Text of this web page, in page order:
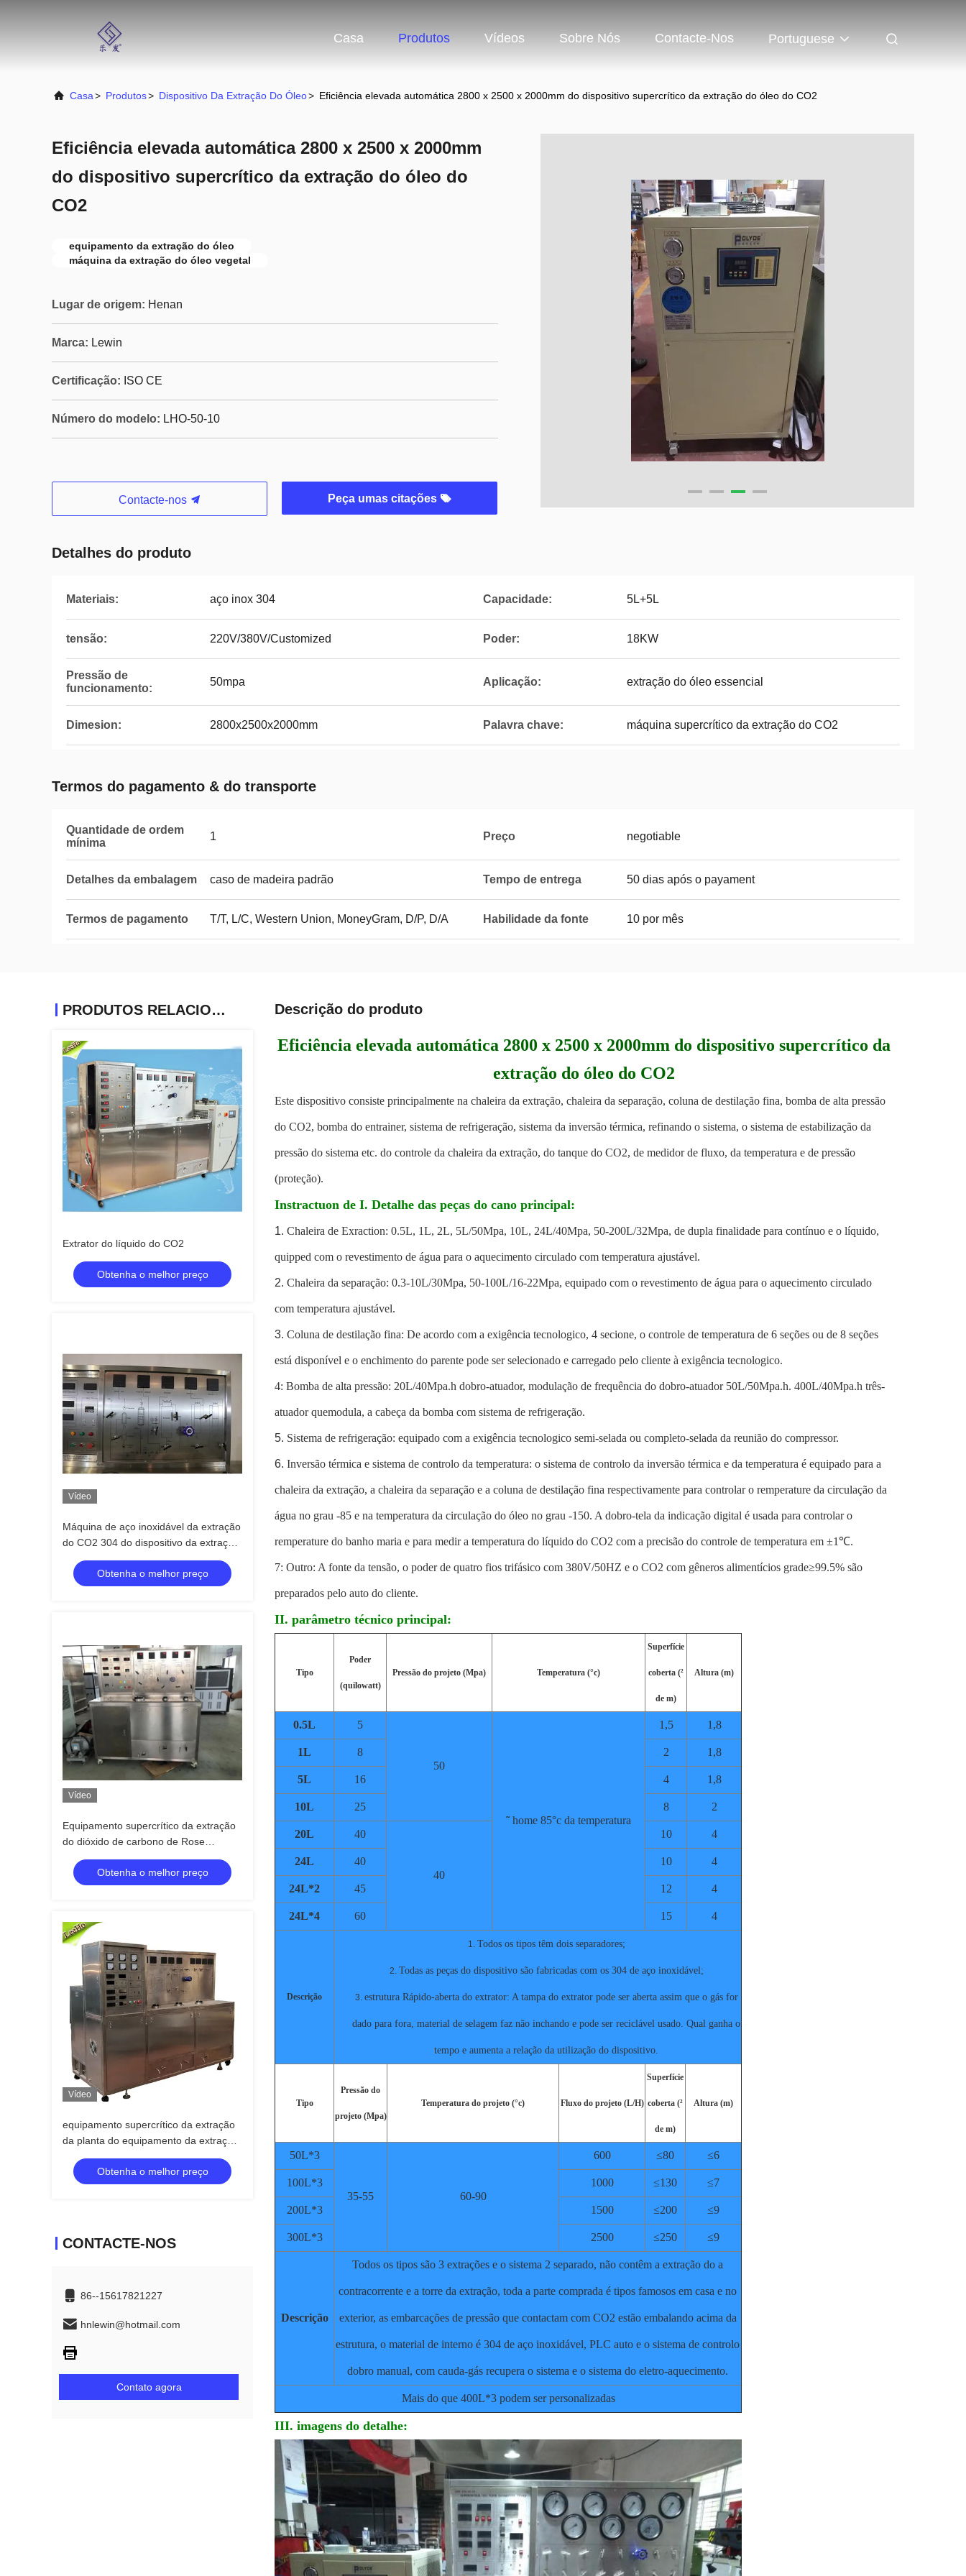
Casa Produtos Vídeos Sobre Nós Contacte-Nos Portuguese
Casa> Produtos> Dispositivo Da Extração Do Óleo> Eficiência elevada automática 2800 x 2500 x 2000mm do dispositivo supercrítico da extração do óleo do CO2
Eficiência elevada automática 2800 x 2500 x 2000mm
do dispositivo supercrítico da extração do óleo do
CO2
equipamento da extração do óleo
máquina da extração do óleo vegetal
Lugar de origem: Henan
Marca: Lewin
Certificação: ISO CE
Número do modelo: LHO-50-10
Contacte-nos Peça umas citações
Detalhes do produto
Materiais: aço inox 304 Capacidade: 5L+5L
tensão: 220V/380V/Customized Poder: 18KW
Pressão de
funcionamento:
50mpa Aplicação: extração do óleo essencial
Dimesion: 2800x2500x2000mm Palavra chave: máquina supercrítico da extração do CO2
Termos do pagamento & do transporte
Quantidade de ordem
mínima
1 Preço negotiable
Detalhes da embalagem caso de madeira padrão Tempo de entrega 50 dias após o payament
Termos de pagamento T/T, L/C, Western Union, MoneyGram, D/P, D/A Habilidade da fonte 10 por mês
PRODUTOS RELACIONADOS
Extrator do líquido do CO2
Obtenha o melhor preço
Vídeo
Máquina de aço inoxidável da extração
do CO2 304 do dispositivo da extração
do óleo de CBD
Obtenha o melhor preço
Vídeo
Equipamento supercrítico da extração
do dióxido de carbono de Rose
Essential Oil Extraction Device
Obtenha o melhor preço
Vídeo
equipamento supercrítico da extração
da planta do equipamento da extração
do CO2 10L
Obtenha o melhor preço
CONTACTE-NOS
86--15617821227
hnlewin@hotmail.com
Contato agora
Descrição do produto
Eficiência elevada automática 2800 x 2500 x 2000mm do dispositivo supercrítico da
extração do óleo do CO2
Este dispositivo consiste principalmente na chaleira da extração, chaleira da separação, coluna de destilação fina, bomba de alta pressão
do CO2, bomba do entrainer, sistema de refrigeração, sistema da inversão térmica, refinando o sistema, o sistema de estabilização da
pressão do sistema etc. do controle da chaleira da extração, do tanque do CO2, de medidor de fluxo, da temperatura e de pressão
(proteção).
Instractuon de I. Detalhe das peças do cano principal:
1. Chaleira de Exraction: 0.5L, 1L, 2L, 5L/50Mpa, 10L, 24L/40Mpa, 50-200L/32Mpa, de dupla finalidade para contínuo e o líquido,
quipped com o revestimento de água para o aquecimento circulado com temperatura ajustável.
2. Chaleira da separação: 0.3-10L/30Mpa, 50-100L/16-22Mpa, equipado com o revestimento de água para o aquecimento circulado
com temperatura ajustável.
3. Coluna de destilação fina: De acordo com a exigência tecnologico, 4 secione, o controle de temperatura de 6 seções ou de 8 seções
está disponível e o enchimento do parente pode ser selecionado e carregado pelo cliente à exigência tecnologico.
4: Bomba de alta pressão: 20L/40Mpa.h dobro-atuador, modulação de frequência do dobro-atuador 50L/50Mpa.h. 400L/40Mpa.h três-
atuador quemodula, a cabeça da bomba com sistema de refrigeração.
5. Sistema de refrigeração: equipado com a exigência tecnologico semi-selada ou completo-selada da reunião do compressor.
6. Inversão térmica e sistema de controlo da temperatura: o sistema de controlo da inversão térmica e da temperatura é equipado para a
chaleira da extração, a chaleira da separação e a coluna de destilação fina respectivamente para controlar o remperature da circulação da
água no grau -85 e na temperatura da circulação do óleo no grau -150. A dobro-tela da indicação digital é usada para controlar o
remperature do banho maria e para medir a temperatura do líquido do CO2 com a precisão do controle de temperatura em ±1℃.
7: Outro: A fonte da tensão, o poder de quatro fios trifásico com 380V/50HZ e o CO2 com gêneros alimentícios grade≥99.5% são
preparados pelo auto do cliente.
II. parâmetro técnico principal:
Tipo
Poder
(quilowatt)
Pressão do projeto (Mpa) Temperatura (°c)
Superfície
coberta (²
de m)
Altura (m)
0.5L 5
50
˜home 85°c da temperatura
1,5 1,8
1L 8 2 1,8
5L 16 4 1,8
10L 25 8 2
20L 40
40
10 4
24L 40 10 4
24L*2 45 12 4
24L*4 60 15 4
Descrição
1. Todos os tipos têm dois separadores;
2. Todas as peças do dispositivo são fabricadas com os 304 de aço inoxidável;
3. estrutura Rápido-aberta do extrator: A tampa do extrator pode ser aberta assim que o gás for
dado para fora, material de selagem faz não inchando e pode ser reciclável usado. Qual ganha o
tempo e aumenta a relação da utilização do dispositivo.
Tipo
Pressão do
projeto (Mpa)
Temperatura do projeto (°c) Fluxo do projeto (L/H)
Superfície
coberta (²
de m)
Altura (m)
50L*3
35-55 60-90
600 ≤80 ≤6
100L*3 1000 ≤130 ≤7
200L*3 1500 ≤200 ≤9
300L*3 2500 ≤250 ≤9
Descrição
Todos os tipos são 3 extrações e o sistema 2 separado, não contêm a extração do a
contracorrente e a torre da extração, toda a parte comprada é tipos famosos em casa e no
exterior, as embarcações de pressão que contactam com CO2 estão embalando acima da
estrutura, o material de interno é 304 de aço inoxidável, PLC auto e o sistema de controlo
dobro manual, com cauda-gás recupera o sistema e o sistema do eletro-aquecimento.
Mais do que 400L*3 podem ser personalizadas
III. imagens do detalhe: